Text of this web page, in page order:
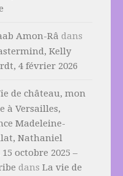
Amon-Râ dans
Kelly
4 février 2026
de château, mon
à Versailles,
Madeleine-
Nathaniel
octobre 2025 –
dans La vie de